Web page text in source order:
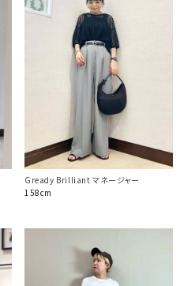
Gready Brilliant マネージャー
158cm